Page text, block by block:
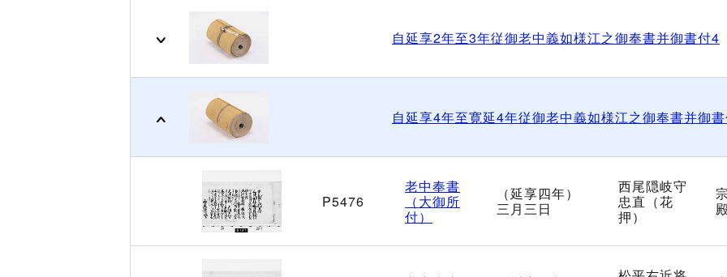
自延享2年至3年従御老中義如様江之御奉書并御書付4
自延享4年至寛延4年従御老中義如様江之御奉書并御
P5476
老中奉書
（大御所
付）
（延享四年）
三月三日
西尾隠岐守
忠直（花
押）